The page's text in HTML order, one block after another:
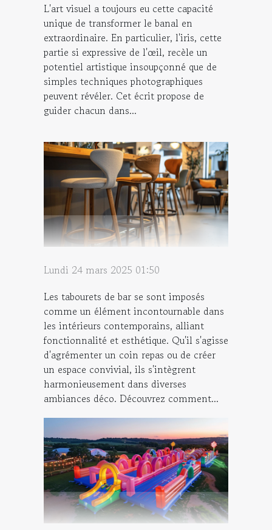
L'art visuel a toujours eu cette capacité
unique de transformer le banal en
extraordinaire. En particulier, l'iris, cette
partie si expressive de l'œil, recèle un
potentiel artistique insoupçonné que de
simples techniques photographiques
peuvent révéler. Cet écrit propose de
guider chacun dans...
Lundi 24 mars 2025 01:50
Les tabourets de bar se sont imposés
comme un élément incontournable dans
les intérieurs contemporains, alliant
fonctionnalité et esthétique. Qu'il s'agisse
d'agrémenter un coin repas ou de créer
un espace convivial, ils s'intègrent
harmonieusement dans diverses
ambiances déco. Découvrez comment...